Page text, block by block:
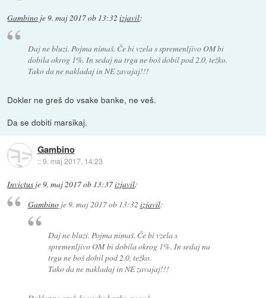
Gambino je9. maj 2017 ob 13:32 izjavil:
Daj ne bluzi. Pojma nimaš. Če bi vzela s spremenljivo OM bi
dobila okrog 1%. In sedaj na trgu ne boš dobil pod 2.0, težko.
Tako da ne nakladaj in NE zavajaj!!!
Dokler ne greš do vsake banke, ne veš.
Da se dobiti marsikaj.
Gambino
::9. maj 2017, 14:23
Invictus je9. maj 2017 ob 13:37izjavil:
Gambinoje9. maj 2017 ob 13:32 izjavil:
Daj ne bluzi. Pojma nimaš. Če bi vzela s
spremenljivo OM bi dobila okrog 1%. In sedaj na
trgu ne boš dobil pod 2.0, težko.
Tako da ne nakladaj in NE zavajaj!!!